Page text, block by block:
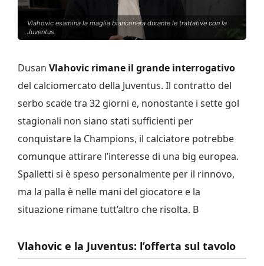
Vlahovic esamina la maglia bianconera durante le trattative con la
Juventus
Dusan Vlahovic rimane il grande interrogativo
del calciomercato della Juventus. Il contratto del
serbo scade tra 32 giorni e, nonostante i sette gol
stagionali non siano stati sufficienti per
conquistare la Champions, il calciatore potrebbe
comunque attirare l’interesse di una big europea.
Spalletti si è speso personalmente per il rinnovo,
ma la palla è nelle mani del giocatore e la
situazione rimane tutt’altro che risolta. B
Vlahovic e la Juventus: l’offerta sul tavolo